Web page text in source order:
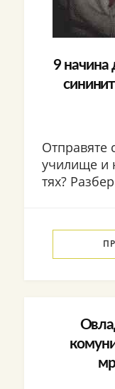
9 начина
Отправяте
училище и
тях?